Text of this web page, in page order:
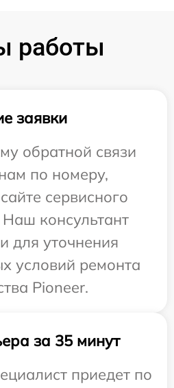
работы
заявки
обратной связи
по номеру,
сервисного
консультант
для уточнения
условий ремонта
Pioneer.
за 35 минут
приедет по